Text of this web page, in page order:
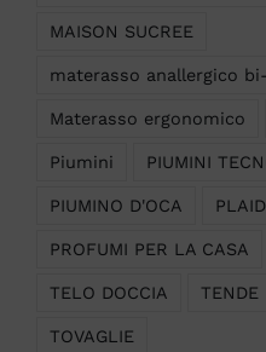
MAISON SUCREE
materasso anallergico
Materasso ergonomico
Piumini PIUMINI
PIUMINO D'OCA PLAID
PROFUMI PER LA CASA
TELO DOCCIA TENDE
TOVAGLIE